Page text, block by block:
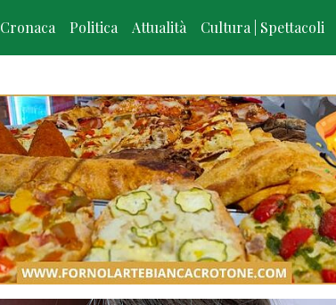
Cronaca Politica Attualità Cultura | Spettacoli